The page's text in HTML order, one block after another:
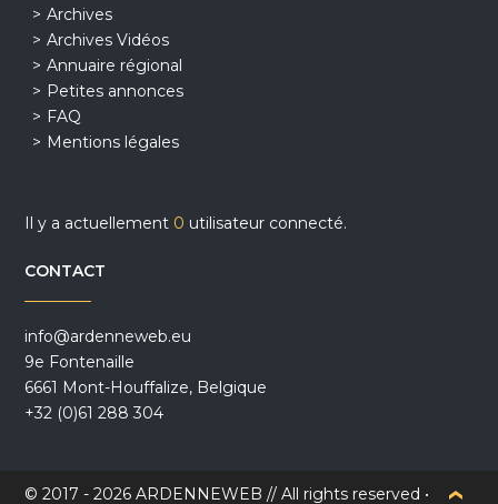
Archives
Archives Vidéos
Annuaire régional
Petites annonces
FAQ
Mentions légales
Il y a actuellement 0 utilisateur connecté.
CONTACT
info@ardenneweb.eu
9e Fontenaille
6661 Mont-Houffalize, Belgique
+32 (0)61 288 304
© 2017 - 2026 ARDENNEWEB // All rights reserved •